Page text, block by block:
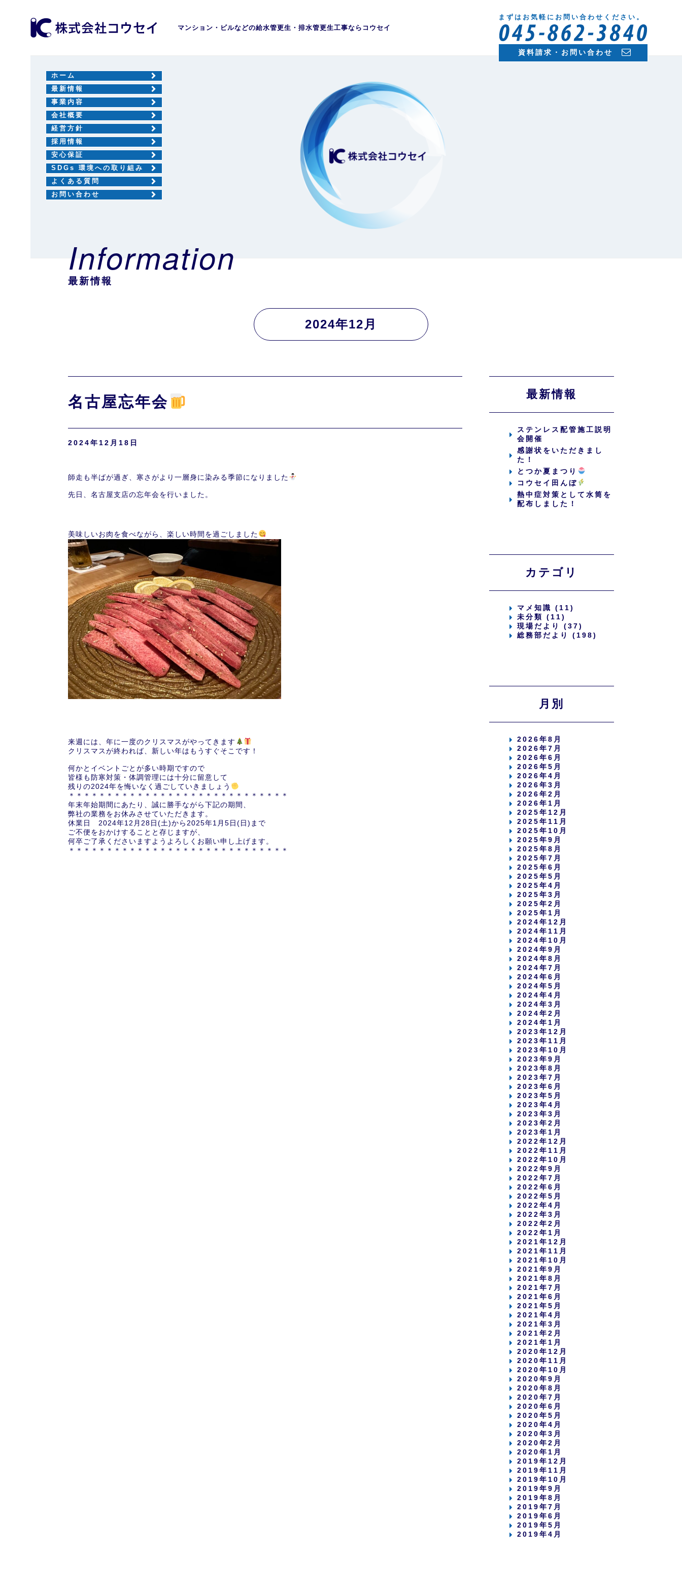
マンション・ビルなどの給水管更生・排水管更生工事ならコウセイ
まずはお気軽にお問い合わせください。
資料請求・お問い合わせ
ホーム
最新情報
事業内容
会社概要
経営方針
採用情報
安心保証
SDGs 環境への取り組み
よくある質問
お問い合わせ
Information
最新情報
2024年12月
名古屋忘年会
2024年12月18日
師走も半ばが過ぎ、寒さがより一層身に染みる季節になりました
先日、名古屋支店の忘年会を行いました。
美味しいお肉を食べながら、楽しい時間を過ごしました
来週には、年に一度のクリスマスがやってきます
クリスマスが終われば、新しい年はもうすぐそこです！
何かとイベントごとが多い時期ですので
皆様も防寒対策・体調管理には十分に留意して
残りの2024年を悔いなく過ごしていきましょう
＊＊＊＊＊＊＊＊＊＊＊＊＊＊＊＊＊＊＊＊＊＊＊＊＊＊＊＊＊
年末年始期間にあたり、誠に勝手ながら下記の期間、
弊社の業務をお休みさせていただきます。
休業日 2024年12月28日(土)から2025年1月5日(日)まで
ご不便をおかけすることと存じますが、
何卒ご了承くださいますようよろしくお願い申し上げます。
＊＊＊＊＊＊＊＊＊＊＊＊＊＊＊＊＊＊＊＊＊＊＊＊＊＊＊＊＊
最新情報
ステンレス配管施工説明
会開催
感謝状をいただきまし
た！
とつか夏まつり
コウセイ田んぼ
熱中症対策として水筒を
配布しました！
カテゴリ
マメ知識 (11)
未分類 (11)
現場だより (37)
総務部だより (198)
月別
2026年8月
2026年7月
2026年6月
2026年5月
2026年4月
2026年3月
2026年2月
2026年1月
2025年12月
2025年11月
2025年10月
2025年9月
2025年8月
2025年7月
2025年6月
2025年5月
2025年4月
2025年3月
2025年2月
2025年1月
2024年12月
2024年11月
2024年10月
2024年9月
2024年8月
2024年7月
2024年6月
2024年5月
2024年4月
2024年3月
2024年2月
2024年1月
2023年12月
2023年11月
2023年10月
2023年9月
2023年8月
2023年7月
2023年6月
2023年5月
2023年4月
2023年3月
2023年2月
2023年1月
2022年12月
2022年11月
2022年10月
2022年9月
2022年7月
2022年6月
2022年5月
2022年4月
2022年3月
2022年2月
2022年1月
2021年12月
2021年11月
2021年10月
2021年9月
2021年8月
2021年7月
2021年6月
2021年5月
2021年4月
2021年3月
2021年2月
2021年1月
2020年12月
2020年11月
2020年10月
2020年9月
2020年8月
2020年7月
2020年6月
2020年5月
2020年4月
2020年3月
2020年2月
2020年1月
2019年12月
2019年11月
2019年10月
2019年9月
2019年8月
2019年7月
2019年6月
2019年5月
2019年4月